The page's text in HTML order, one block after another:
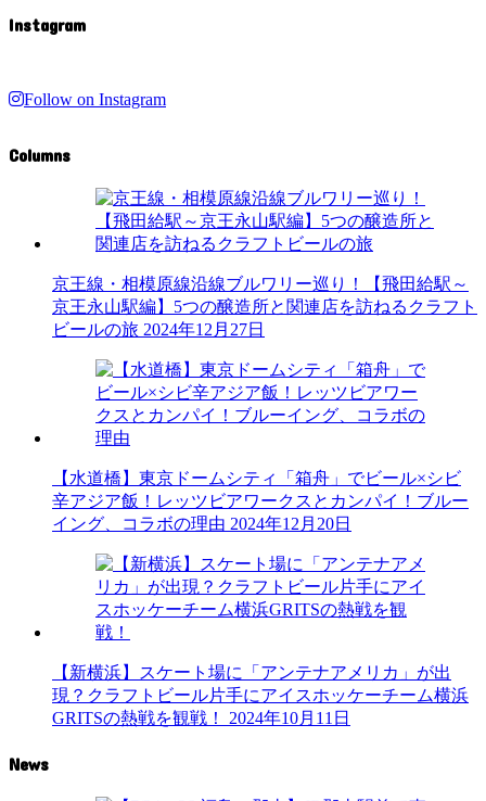
Instagram
Follow on Instagram
Columns
京王線・相模原線沿線ブルワリー巡り！【飛田給駅～
京王永山駅編】5つの醸造所と関連店を訪ねるクラフト
ビールの旅 2024年12月27日
【水道橋】東京ドームシティ「箱舟」でビール×シビ
辛アジア飯！レッツビアワークスとカンパイ！ブルー
イング、コラボの理由 2024年12月20日
【新横浜】スケート場に「アンテナアメリカ」が出
現？クラフトビール片手にアイスホッケーチーム横浜
GRITSの熱戦を観戦！
2024年10月11日
News